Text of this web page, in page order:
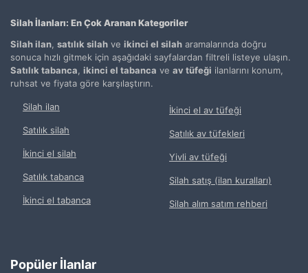
Silah İlanları: En Çok Aranan Kategoriler
Silah ilan, satılık silah ve ikinci el silah aramalarında doğru
sonuca hızlı gitmek için aşağıdaki sayfalardan filtreli listeye ulaşın.
Satılık tabanca, ikinci el tabanca ve av tüfeği ilanlarını konum,
ruhsat ve fiyata göre karşılaştırın.
Silah ilan
Satılık silah
İkinci el silah
Satılık tabanca
İkinci el tabanca
İkinci el av tüfeği
Satılık av tüfekleri
Yivli av tüfeği
Silah satış (ilan kuralları)
Silah alım satım rehberi
Popüler İlanlar